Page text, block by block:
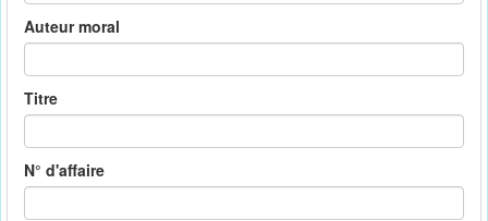
Auteur moral
Titre
N° d'affaire